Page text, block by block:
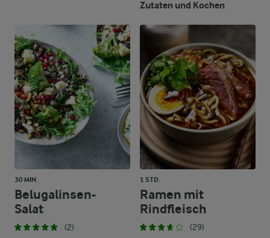
Zutaten und Kochen
30 MIN.
Belugalinsen-
Salat
(2)
1 STD.
Ramen mit
Rindfleisch
(29)